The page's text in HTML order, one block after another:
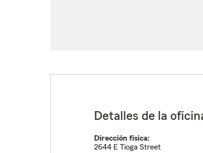
Detalles de la
Dirección física:
2644 E Tioga Street